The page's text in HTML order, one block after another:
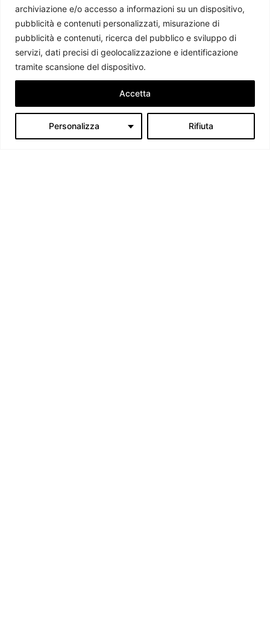
archiviazione e/o accesso a informazioni su un dispositivo,
pubblicità e contenuti personalizzati, misurazione di
pubblicità e contenuti, ricerca del pubblico e sviluppo di
servizi, dati precisi di geolocalizzazione e identificazione
tramite scansione del dispositivo.
Personalizza Rifiuta
Accetta